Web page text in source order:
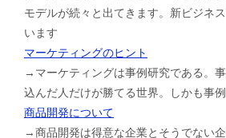
モデルが続々と出てきます。新ビジネ
います
マーケティングのヒント
→マーケティングは事例研究である。
込んだ人だけが勝てる世界。しかも事
商品開発について
→商品開発は得意な企業とそうでない